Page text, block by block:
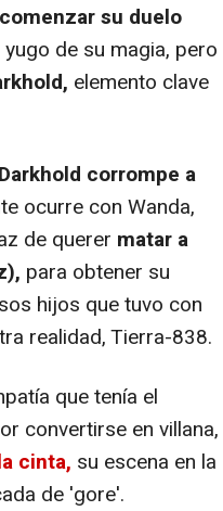
su duelo
de su magia, pero
elemento clave
corrompe a
ocurre con Wanda,
de querer matar a
para obtener su
hijos que tuvo con
realidad, Tierra-838.
que tenía el
convertirse en villana,
cinta, su escena en la
de 'gore'.